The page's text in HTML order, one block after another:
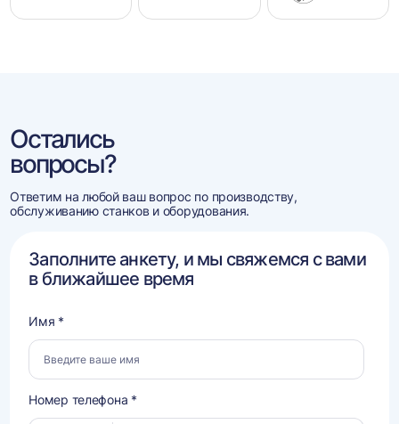
Остались
вопросы?
Ответим на любой ваш вопрос по производству,
обслуживанию станков и оборудования.
Заполните анкету, и мы свяжемся с вами
в ближайшее время
Имя *
Номер телефона *